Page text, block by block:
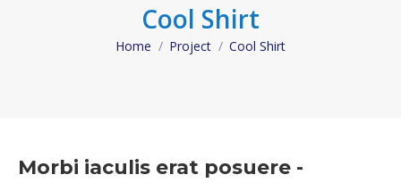
Cool Shirt
You are here:
Home Project Cool Shirt
Morbi iaculis erat posuere -